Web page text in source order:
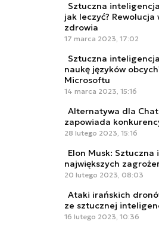
Sztuczna
jak leczyć? Rewolucja
zdrowia
17 marca 2023, 17:02
Sztuczna
naukę języków
Microsoftu
14 marca 2023, 15:16
Alternatywa dla
zapowiada
28 lutego 2023, 15:16
Elon Musk:
największych
20 lutego 2023, 08:03
Ataki irańskich
ze sztucznej
16 lutego 2023, 10:36